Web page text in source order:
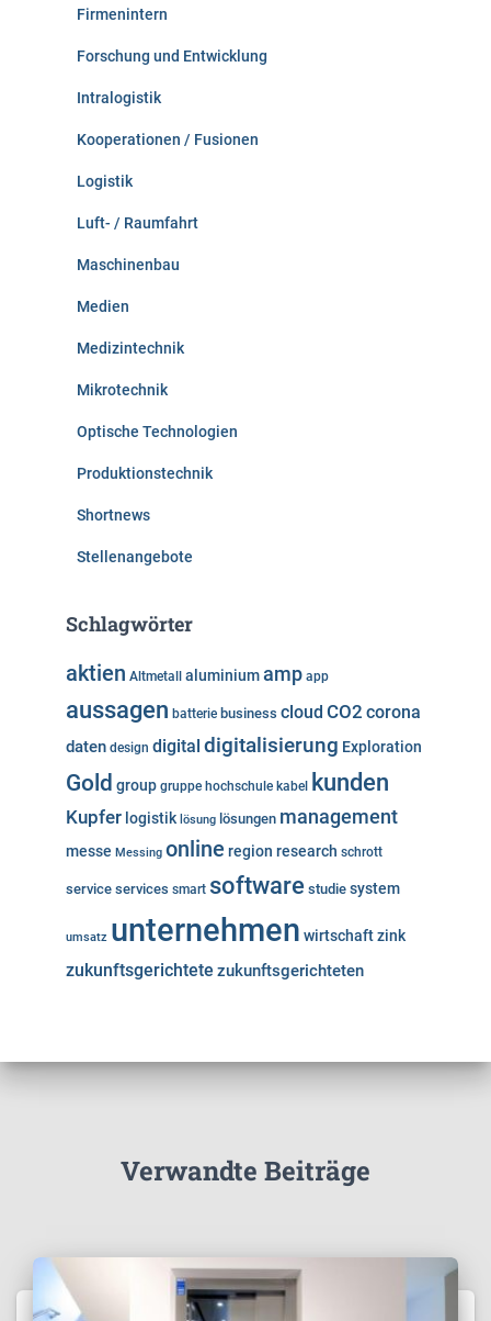
Firmenintern
Forschung und Entwicklung
Intralogistik
Kooperationen / Fusionen
Logistik
Luft- / Raumfahrt
Maschinenbau
Medien
Medizintechnik
Mikrotechnik
Optische Technologien
Produktionstechnik
Shortnews
Stellenangebote
Schlagwörter
aktien Altmetall aluminiumamp app
aussagen batterie business cloud CO2 corona
daten design digital digitalisierung Exploration
Gold group gruppe hochschule kabel kunden
Kupfer logistik lösung lösungen management
messe Messing online region research schrott
service services smart software studie system
umsatz unternehmen wirtschaftzink
zukunftsgerichtete zukunftsgerichteten
Verwandte Beiträge